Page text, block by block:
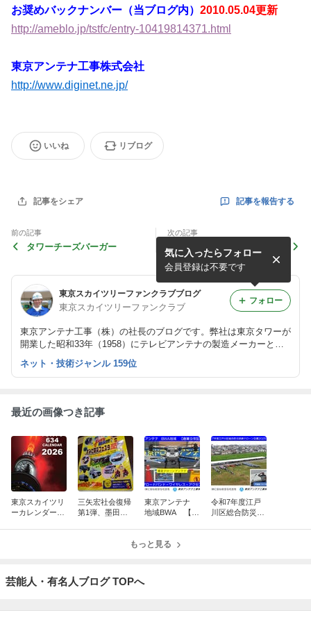
お奨めバックナンバー（当ブログ内） 2010.05.04更新
http://ameblo.jp/tstfc/entry-10419814371.html
東京アンテナ工事株式会社
http://www.diginet.ne.jp/
いいね リブログ
記事をシェア 記事を報告する
前の記事
タワーチーズバーガー
次の記事
スカイツリー見学者のために
屋上開放
東京スカイツリーファンクラブブログ
東京スカイツリーファンクラブ
東京アンテナ工事（株）の社長のブログです。弊社は東京タワーが
開業した昭和33年（1958）にテレビアンテナの製造メーカーとし
て創業しました。
気に入ったらフォロー
会員登録は不要です
フォロー
ネット・技術ジャンル 159位
最近の画像つき記事
東京スカイツリ
ーカレンダー10
三矢宏社会復帰
第1弾、墨田区
東京アンテナ
地域BWA 【創
ド・ワイヤレ
令和7年度江戸
川区総合防災訓
もっと見る
芸能人・有名人ブログ TOPへ